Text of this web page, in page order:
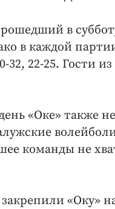
в
в каждой
32, 22-25. Гости
«Оке» также не
команды не
«Оку»